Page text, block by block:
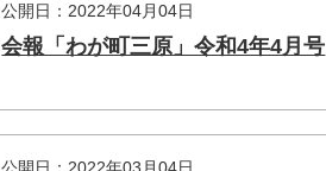
公開日：2022年04月04日
会報「わが町三原」令和4年4月号